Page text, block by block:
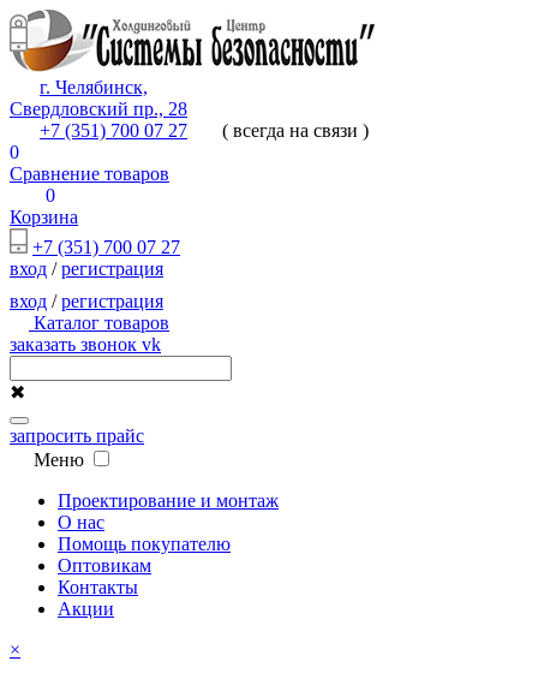
г. Челябинск,
Свердловский пр., 28
+7 (351) 700 07 27
( всегда на связи )
0
Сравнение товаров
0
Корзина
+7 (351) 700 07 27
вход /регистрация
вход /регистрация
Каталог товаров
заказать звонок vk
✖
запросить прайс
Меню
Проектирование и монтаж
О нас
Помощь покупателю
Оптовикам
Контакты
Акции
×